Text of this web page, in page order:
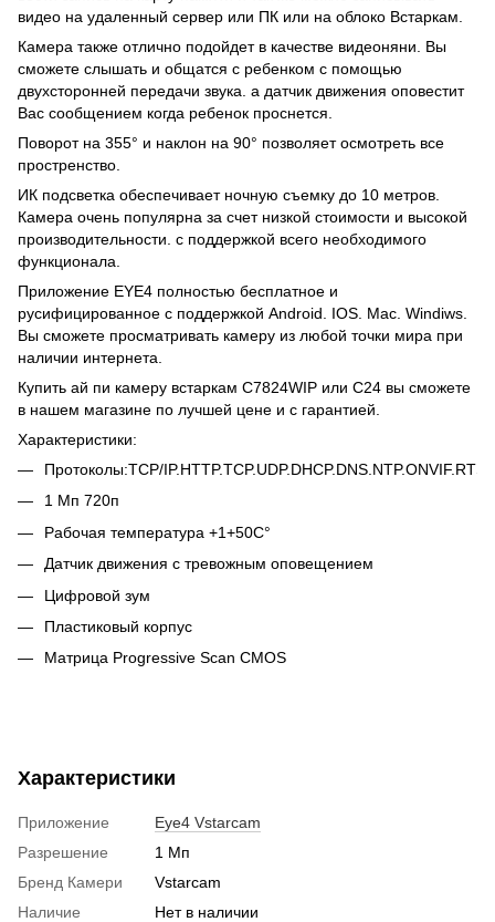
видео на удаленный сервер или ПК или на облоко Встаркам.
Камера также отлично подойдет в качестве видеоняни. Вы
сможете слышать и общатся с ребенком с помощью
двухсторонней передачи звука. а датчик движения оповестит
Вас сообщением когда ребенок проснется.
Поворот на 355° и наклон на 90° позволяет осмотреть все
простренство.
ИК подсветка обеспечивает ночную съемку до 10 метров.
Камера очень популярна за счет низкой стоимости и высокой
производительности. с поддержкой всего необходимого
функционала.
Приложение EYE4 полностью бесплатное и
русифицированное с поддержкой Android. IOS. Mac. Windiws.
Вы сможете просматривать камеру из любой точки мира при
наличии интернета.
Купить ай пи камеру встаркам C7824WIP или C24 вы сможете
в нашем магазине по лучшей цене и с гарантией.
Характеристики:
Протоколы:TCP/
1 Мп 720п
Рабочая температура +1+50С°
Датчик движения с тревожным оповещением
Цифровой зум
Пластиковый корпус
Матрица Progressive Scan CMOS
Характеристики
Приложение
Eye4 Vstarcam
Разрешение
1 Мп
Бренд Камери
Vstarcam
Наличие
Нет в наличии